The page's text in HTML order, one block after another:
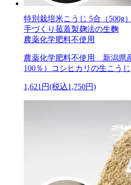
特別栽培米こうじ 5合（500g）
手づくり菰蓋製麹法の生麴
農薬化学肥料不使用
農薬化学肥料不使用 新潟県
100％）コシヒカリの生こうじ
1,621円(税込1,750円)